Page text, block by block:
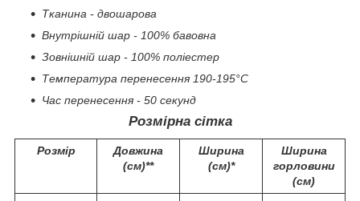
Тканина - двошарова
Внутрішній шар - 100% бавовна
Зовнішній шар - 100% поліестер
Температура перенесення 190-195°C
Час перенесення - 50 секунд
Розмірна сітка
Розмір
Довжина
(см)**
Ширина
(см)*
Ширина
горловини
(см)